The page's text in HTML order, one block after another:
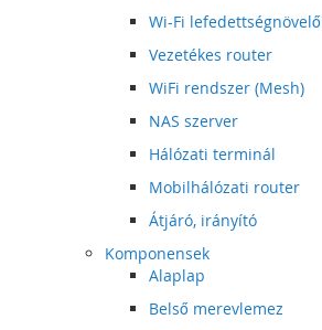
Wi-Fi lefedettségnövelő
Vezetékes router
WiFi rendszer (Mesh)
NAS szerver
Hálózati terminál
Mobilhálózati router
Átjáró, irányító
Komponensek
Alaplap
Belső merevlemez